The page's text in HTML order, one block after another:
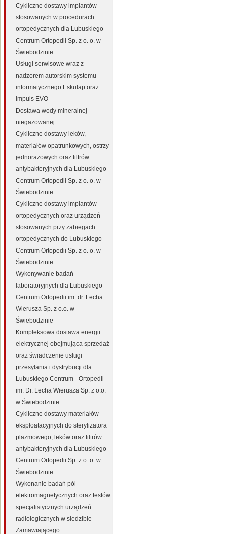
Cykliczne dostawy implantów
stosowanych w procedurach
ortopedycznych dla Lubuskiego
Centrum Ortopedii Sp. z o. o. w
Świebodzinie
Usługi serwisowe wraz z
nadzorem autorskim systemu
informatycznego Eskulap oraz
Impuls EVO
Dostawa wody mineralnej
niegazowanej
Cykliczne dostawy leków,
materiałów opatrunkowych, ostrzy
jednorazowych oraz filtrów
antybakteryjnych dla Lubuskiego
Centrum Ortopedii Sp. z o. o. w
Świebodzinie
Cykliczne dostawy implantów
ortopedycznych oraz urządzeń
stosowanych przy zabiegach
ortopedycznych do Lubuskiego
Centrum Ortopedii Sp. z o. o. w
Świebodzinie.
Wykonywanie badań
laboratoryjnych dla Lubuskiego
Centrum Ortopedii im. dr. Lecha
Wierusza Sp. z o.o. w
Świebodzinie
Kompleksowa dostawa energii
elektrycznej obejmująca sprzedaż
oraz świadczenie usługi
przesyłania i dystrybucji dla
Lubuskiego Centrum - Ortopedii
im. Dr. Lecha Wierusza Sp. z o.o.
w Świebodzinie
Cykliczne dostawy materiałów
eksploatacyjnych do sterylizatora
plazmowego, leków oraz filtrów
antybakteryjnych dla Lubuskiego
Centrum Ortopedii Sp. z o. o. w
Świebodzinie
Wykonanie badań pól
elektromagnetycznych oraz testów
specjalistycznych urządzeń
radiologicznych w siedzibie
Zamawiającego.